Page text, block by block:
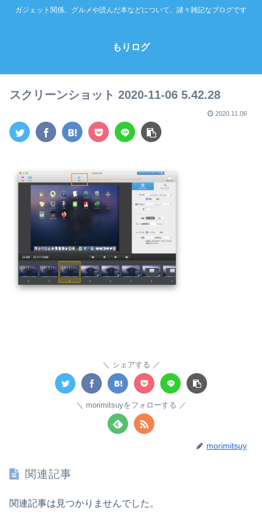
ガジェット関係、グルメや読んだ本などについて、諸々雑記なブログです
もりログ
スクリーンショット 2020-11-06 5.42.28
2020.11.06
シェアする
morimitsuyをフォローする
morimitsuy
関連記事
関連記事は見つかりませんでした。